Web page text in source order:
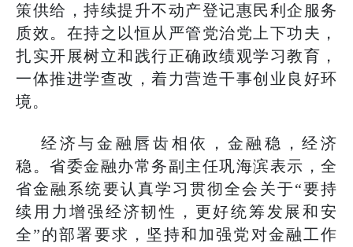
策供给，持续提升不动产登记惠民利企服务
质效。在持之以恒从严管党治党上下功夫，
扎实开展树立和践行正确政绩观学习教育，
一体推进学查改，着力营造干事创业良好环
境。
经济与金融唇齿相依，金融稳，经济
稳。省委金融办常务副主任巩海滨表示，全
省金融系统要认真学习贯彻全会关于“要持
续用力增强经济韧性，更好统筹发展和安
全”的部署要求，坚持和加强党对金融工作